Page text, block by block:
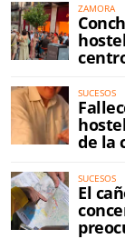
ZAMORA
SUCESOS
de la
SUCESOS
El